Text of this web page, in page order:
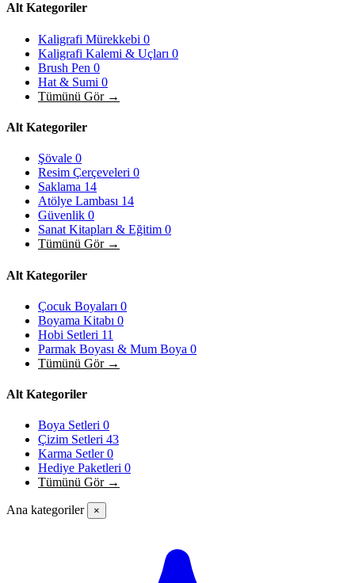
Alt Kategoriler
Kaligrafi Mürekkebi 0
Kaligrafi Kalemi & Uçları 0
Brush Pen 0
Hat & Sumi 0
Tümünü Gör →
Alt Kategoriler
Şövale 0
Resim Çerçeveleri 0
Saklama 14
Atölye Lambası 14
Güvenlik 0
Sanat Kitapları & Eğitim 0
Tümünü Gör →
Alt Kategoriler
Çocuk Boyaları 0
Boyama Kitabı 0
Hobi Setleri 11
Parmak Boyası & Mum Boya 0
Tümünü Gör →
Alt Kategoriler
Boya Setleri 0
Çizim Setleri 43
Karma Setler0
Hediye Paketleri 0
Tümünü Gör →
Ana kategoriler ×